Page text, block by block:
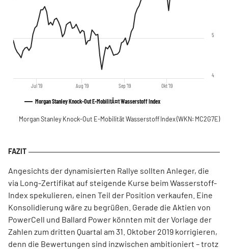
Morgan Stanley Knock-Out E-MobilitÃ¤t Wasserstoff Index
Jul '19 Aug '19 Sep '19 Okt '19
4
5
Morgan Stanley Knock-Out E-Mobilität Wasserstoff Index(WKN: MC2G7E)
Angesichts der dynamisierten Rallye sollten Anleger, die
via Long-Zertifikat auf steigende Kurse beim Wasserstoff-
Index spekulieren, einen Teil der Position verkaufen. Eine
Konsolidierung wäre zu begrüßen. Gerade die Aktien von
PowerCell und Ballard Power könnten mit der Vorlage der
Zahlen zum dritten Quartal am 31. Oktober 2019 korrigieren,
denn die Bewertungen sind inzwischen ambitioniert – trotz